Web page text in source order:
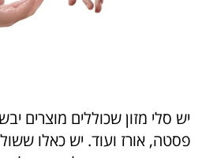
יש סלי מזון שכוללים מוצרים
פסטה, אורז ועוד. יש כאלו